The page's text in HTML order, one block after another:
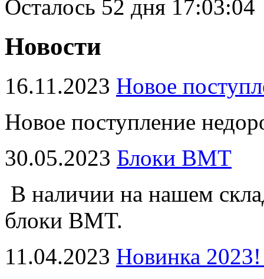
Осталось 52 дня 17:03:04
Новости
16.11.2023 Новое
Новое поступление
30.05.2023 Блоки BMT
В наличии на нашем
блоки BMT.
11.04.2023 Новинка